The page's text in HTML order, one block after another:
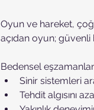
Oyun ve hareket,
açıdan oyun; güvenli
Bedensel
Sinir sistemleri
Tehdit algısını